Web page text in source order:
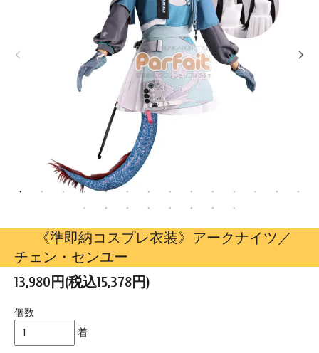
《準即納コスプレ衣装》アークナイツ／
チェン・センユー
13,980円(税込15,378円)
個数
着